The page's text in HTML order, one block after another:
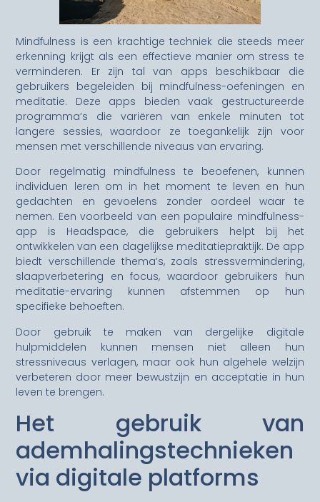
Mindfulness is een krachtige techniek die steeds meer
erkenning krijgt als een effectieve manier om stress te
verminderen. Er zijn tal van apps beschikbaar die
gebruikers begeleiden bij mindfulness-oefeningen en
meditatie. Deze apps bieden vaak gestructureerde
programma’s die variëren van enkele minuten tot
langere sessies, waardoor ze toegankelijk zijn voor
mensen met verschillende niveaus van ervaring.
Door regelmatig mindfulness te beoefenen, kunnen
individuen leren om in het moment te leven en hun
gedachten en gevoelens zonder oordeel waar te
nemen. Een voorbeeld van een populaire mindfulness-
app is Headspace, die gebruikers helpt bij het
ontwikkelen van een dagelijkse meditatiepraktijk. De app
biedt verschillende thema’s, zoals stressvermindering,
slaapverbetering en focus, waardoor gebruikers hun
meditatie-ervaring kunnen afstemmen op hun
specifieke behoeften.
Door gebruik te maken van dergelijke digitale
hulpmiddelen kunnen mensen niet alleen hun
stressniveaus verlagen, maar ook hun algehele welzijn
verbeteren door meer bewustzijn en acceptatie in hun
leven te brengen.
Het gebruik van
ademhalingstechnieken
via digitale platforms